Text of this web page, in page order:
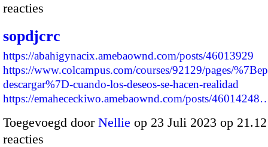
reacties
sopdjcrc
https://abahigynacix.amebaownd.com/posts/46013929
https://www.colcampus.com/courses/92129/pages/
descargar%7D-cuando-los-deseos-se-hacen-realidad
https://emahececkiwo.amebaownd.com/posts/
Toegevoegd door Nellie op 23 Juli 2023 op
reacties